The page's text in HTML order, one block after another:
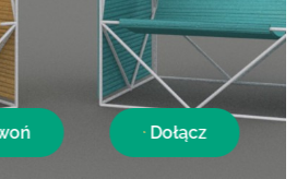
Dołącz